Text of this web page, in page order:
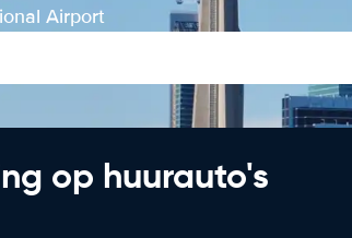
Airport
op huurauto's